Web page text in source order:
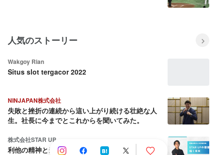
人気のストーリー
Wakgoy Rian
Situs slot tergacor 2022
NINJAPAN株式会社
失敗と挫折の連続から這い上がり続ける壮絶な人
生。社長に今までとこれからを聞いてみた。
株式会社STAR UP
利他の精神と当事者意識：CPO池田八輝が語る